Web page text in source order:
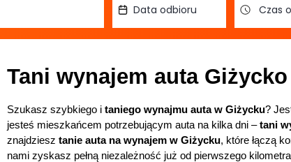
Tani wynajem auta Giżycko
Szukasz szybkiego i taniego wynajmu auta w Giżycku?
jesteś mieszkańcem potrzebującym auta na kilka dni – tani
znajdziesz tanie auta na wynajem w Giżycku, które łączą
nami zyskasz pełną niezależność już od pierwszego